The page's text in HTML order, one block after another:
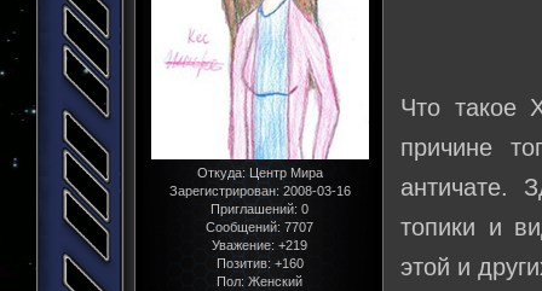
Откуда:Центр Мира
Зарегистрирован: 2008-03-16
Приглашений: 0
Сообщений: 7707
Уважение: +219
Позитив: +160
Пол:Женский
Что такое
причине
античате.
топики и
этой и